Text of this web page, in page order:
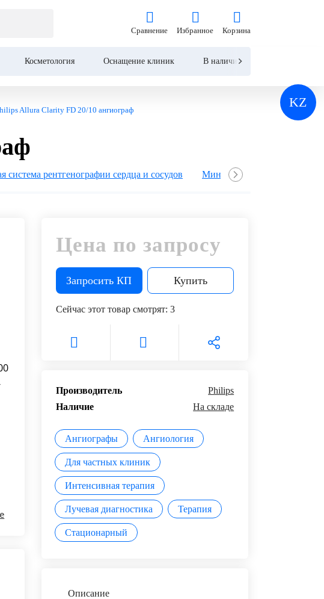
KZ
Сравнение
Сравнение
Избранное Корзина
Косметология Оснащение клиник В наличии
Allura Clarity FD 20/10 ангиограф
Купить
система рентгенографии сердца и сосудов Минимизация дозы
Цена по запросу
Запросить КП Купить
Сейчас этот товар смотрят: 3
Производитель
Philips
Наличие
На складе
Ангиографы Ангиология
Для частных клиник
Интенсивная терапия
Лучевая диагностика Терапия
Стационарный
Описание